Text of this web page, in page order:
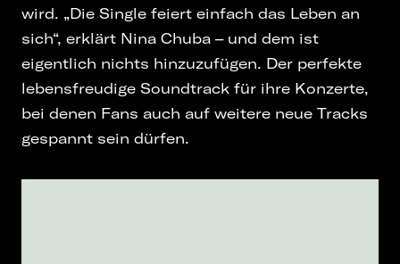
wird. „Die Single feiert einfach das Leben an
sich“, erklärt Nina Chuba – und dem ist
eigentlich nichts hinzuzufügen. Der perfekte
lebensfreudige Soundtrack für ihre Konzerte,
bei denen Fans auch auf weitere neue Tracks
gespannt sein dürfen.